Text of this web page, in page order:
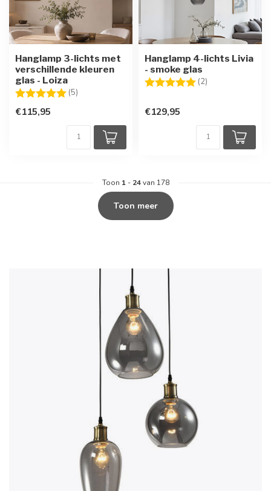
Hanglamp 3-lichts met
verschillende kleuren
glas - Loiza
Beoordeling: (5)
€115,95
Hanglamp 4-lichts Livia
- smoke glas
Beoordeling: (2)
€129,95
Toon 1- 24van 178
Toon meer